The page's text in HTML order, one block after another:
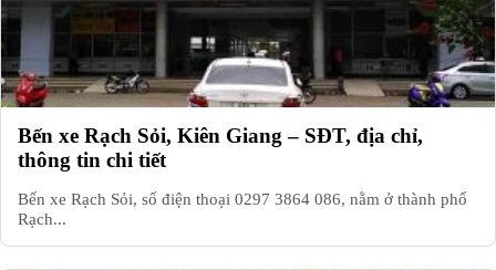
Bến xe Rạch Sỏi, Kiên Giang – SĐT, địa chỉ,
thông tin chi tiết
Bến xe Rạch Sỏi, số điện thoại 0297 3864 086, nằm ở thành phố
Rạch...